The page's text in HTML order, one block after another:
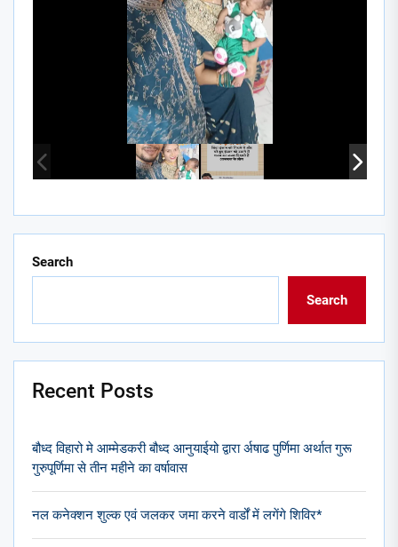
Search
Search
Recent Posts
बौध्द विहारो मे आम्मेडकरी बौध्द आनुयाईयो द्वारा र्अषाढ पुर्णिमा अर्थात गुरू
गुरुपूर्णिमा से तीन महीने का वर्षावास
नल कनेक्शन शुल्क एवं जलकर जमा करने वार्डों में लगेंगे शिविर*